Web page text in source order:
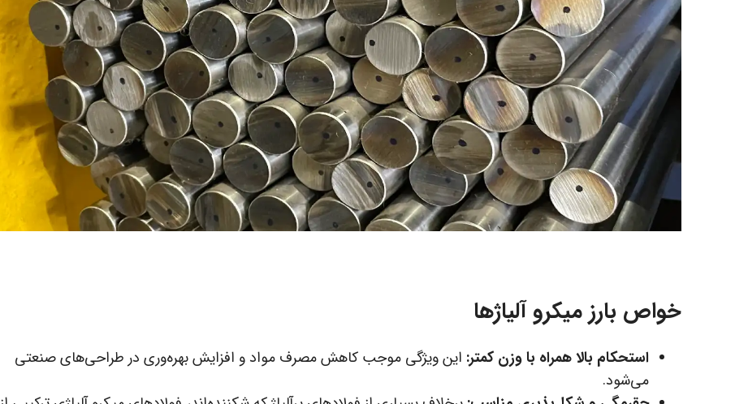
خواص بارز میکرو آلیاژها
استحکام بالا همراه با وزن کمتر: این ویژگی موجب کاهش مصرف مواد و افزایش بهره‌وری در طراحی‌های صنعتی
می‌شود.